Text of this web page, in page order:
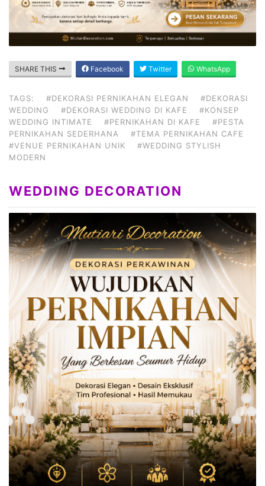
SHARE THIS Facebook Twitter WhatsApp
TAGS: #DEKORASI PERNIKAHAN ELEGAN
#DEKORASI
WEDDING
#DEKORASI WEDDING DI KAFE
#KONSEP
WEDDING INTIMATE
#PERNIKAHAN DI KAFE
#PESTA
PERNIKAHAN SEDERHANA
#TEMA PERNIKAHAN CAFE
#VENUE PERNIKAHAN UNIK
#WEDDING STYLISH
MODERN
WEDDING DECORATION